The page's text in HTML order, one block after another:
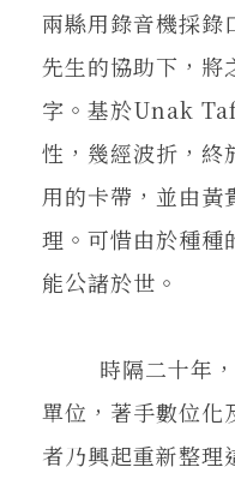
兩縣用錄音機採錄
先生的協助下，將
字。基於Unak
性，幾經波折，終
用的卡帶，並由黃
理。可惜由於種種
能公諸於世。
時隔二十年，
單位，著手數位化
者乃興起重新整